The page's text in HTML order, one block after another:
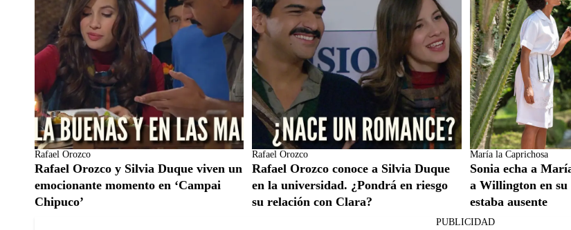
Rafael Orozco
Rafael Orozco y Silvia Duque viven un
emocionante momento en ‘Campai
Chipuco’
Rafael Orozco
Rafael Orozco conoce a Silvia Duque
en la universidad. ¿Pondrá en riesgo
su relación con Clara?
María la Caprichosa
Sonia echa a
a Willington en su
estaba ausente
PUBLICIDAD